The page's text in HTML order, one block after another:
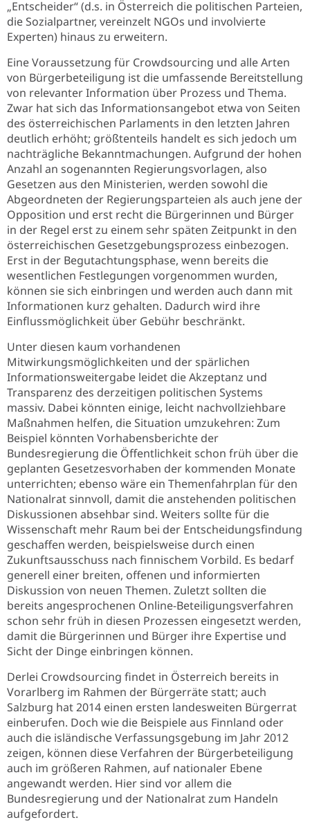
„Entscheider“ (d.s. in Österreich die politischen Parteien,
die Sozialpartner, vereinzelt NGOs und involvierte
Experten) hinaus zu erweitern.
Eine Voraussetzung für Crowdsourcing und alle Arten
von Bürgerbeteiligung ist die umfassende Bereitstellung
von relevanter Information über Prozess und Thema.
Zwar hat sich das Informationsangebot etwa von Seiten
des österreichischen Parlaments in den letzten Jahren
deutlich erhöht; größtenteils handelt es sich jedoch um
nachträgliche Bekanntmachungen. Aufgrund der hohen
Anzahl an sogenannten Regierungsvorlagen, also
Gesetzen aus den Ministerien, werden sowohl die
Abgeordneten der Regierungsparteien als auch jene der
Opposition und erst recht die Bürgerinnen und Bürger
in der Regel erst zu einem sehr späten Zeitpunkt in den
österreichischen Gesetzgebungsprozess einbezogen.
Erst in der Begutachtungsphase, wenn bereits die
wesentlichen Festlegungen vorgenommen wurden,
können sie sich einbringen und werden auch dann mit
Informationen kurz gehalten. Dadurch wird ihre
Einflussmöglichkeit über Gebühr beschränkt.
Unter diesen kaum vorhandenen
Mitwirkungsmöglichkeiten und der spärlichen
Informationsweitergabe leidet die Akzeptanz und
Transparenz des derzeitigen politischen Systems
massiv. Dabei könnten einige, leicht nachvollziehbare
Maßnahmen helfen, die Situation umzukehren: Zum
Beispiel könnten Vorhabensberichte der
Bundesregierung die Öffentlichkeit schon früh über die
geplanten Gesetzesvorhaben der kommenden Monate
unterrichten; ebenso wäre ein Themenfahrplan für den
Nationalrat sinnvoll, damit die anstehenden politischen
Diskussionen absehbar sind. Weiters sollte für die
Wissenschaft mehr Raum bei der Entscheidungsfindung
geschaffen werden, beispielsweise durch einen
Zukunftsausschuss nach finnischem Vorbild. Es bedarf
generell einer breiten, offenen und informierten
Diskussion von neuen Themen. Zuletzt sollten die
bereits angesprochenen Online-Beteiligungsverfahren
schon sehr früh in diesen Prozessen eingesetzt werden,
damit die Bürgerinnen und Bürger ihre Expertise und
Sicht der Dinge einbringen können.
Derlei Crowdsourcing findet in Österreich bereits in
Vorarlberg im Rahmen der Bürgerräte statt; auch
Salzburg hat 2014 einen ersten landesweiten Bürgerrat
einberufen. Doch wie die Beispiele aus Finnland oder
auch die isländische Verfassungsgebung im Jahr 2012
zeigen, können diese Verfahren der Bürgerbeteiligung
auch im größeren Rahmen, auf nationaler Ebene
angewandt werden. Hier sind vor allem die
Bundesregierung und der Nationalrat zum Handeln
aufgefordert.